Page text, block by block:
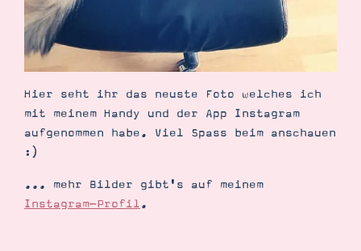
Produkte erklärt
Über mich
Über Stampin’ Up!
Ordnungstipps
Hier seht ihr das neuste Foto welches ich
mit meinem Handy und der App Instagram
aufgenommen habe. Viel Spass beim anschauen
:)
... mehr Bilder gibt's auf meinem
Instagram-Profil.